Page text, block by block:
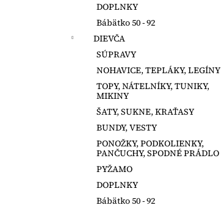
DOPLNKY
Bábätko 50 - 92
DIEVČA
SÚPRAVY
NOHAVICE, TEPLÁKY, LEGÍNY
TOPY, NÁTELNÍKY, TUNIKY,
MIKINY
ŠATY, SUKNE, KRAŤASY
BUNDY, VESTY
PONOŽKY, PODKOLIENKY,
PANČUCHY, SPODNÉ PRÁDLO
PYŽAMO
DOPLNKY
Bábätko 50 - 92